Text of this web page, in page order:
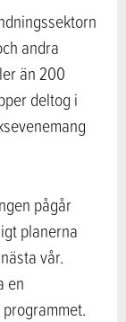
andra
än 200
deltog i
pågår
planerna
vår.
en